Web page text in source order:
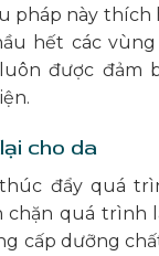
pháp này thích
hết các
được đảm
cho da
đẩy quá
chặn quá trình
cấp dưỡng